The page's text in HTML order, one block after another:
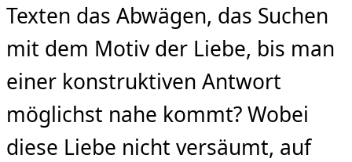
Texten das Abwägen, das Suchen
mit dem Motiv der Liebe, bis man
einer konstruktiven Antwort
möglichst nahe kommt? Wobei
diese Liebe nicht versäumt, auf